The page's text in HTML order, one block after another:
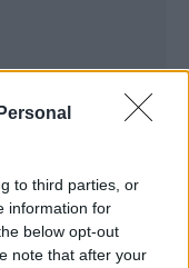
to third parties, or
information for
below opt-out
note that after your
Google News
.